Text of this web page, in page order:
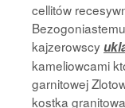
cellitów
kajzerowscy
kameliowcami
garnitowej
kostka